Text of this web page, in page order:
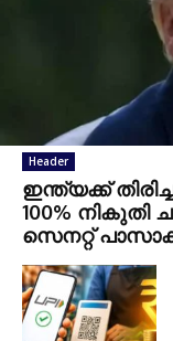
Header
ഇന്ത്യക്ക്
100%
സെനറ്റ്